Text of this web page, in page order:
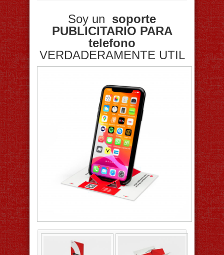
Soy un soporte
PUBLICITARIO PARA
telefono
VERDADERAMENTE UTIL